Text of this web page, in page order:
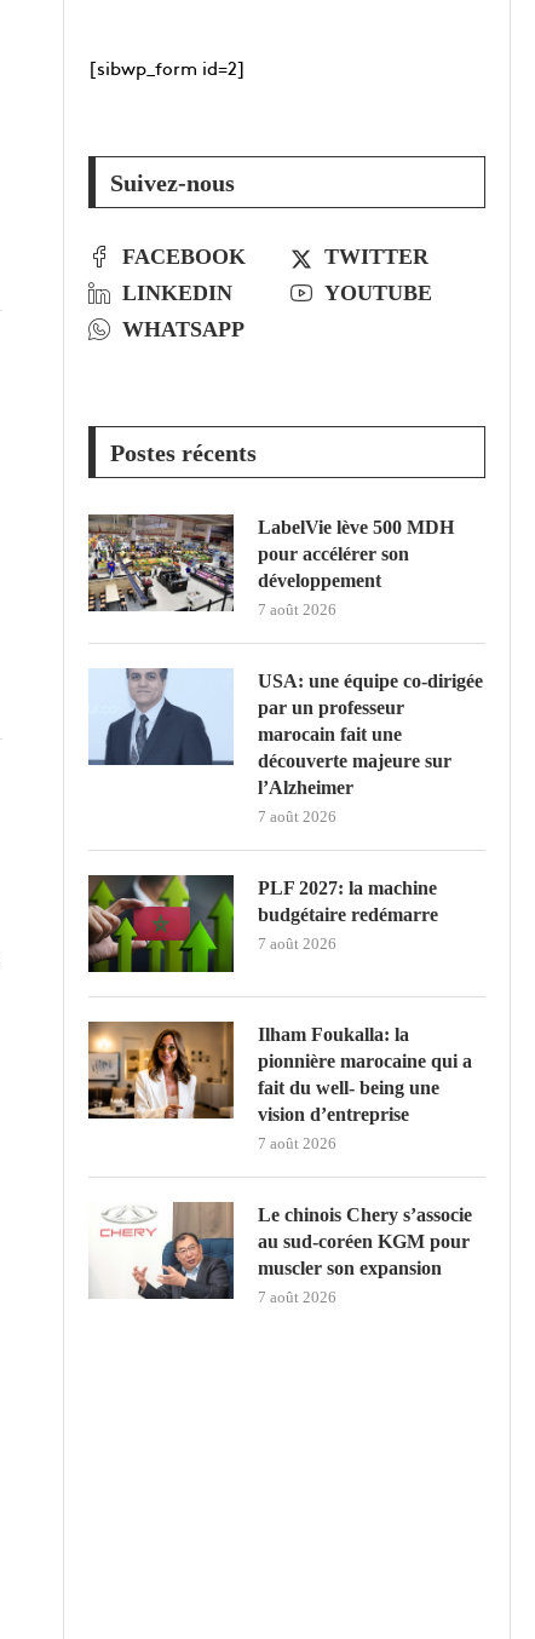
[sibwp_form id=2]
Suivez-nous
FACEBOOK
TWITTER
LINKEDIN
YOUTUBE
WHATSAPP
Postes récents
LabelVie lève 500 MDH
pour accélérer son
développement
7 août 2026
USA: une équipe co-dirigée
par un professeur
marocain fait une
découverte majeure sur
l’Alzheimer
7 août 2026
PLF 2027: la machine
budgétaire redémarre
7 août 2026
Ilham Foukalla: la
pionnière marocaine qui a
fait du well- being une
vision d’entreprise
7 août 2026
Le chinois Chery s’associe
au sud‑coréen KGM pour
muscler son expansion
7 août 2026